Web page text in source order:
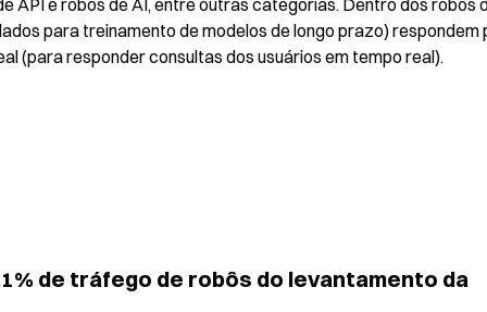
API e robôs de AI, entre outras categorias. Dentro dos robôs
para treinamento de modelos de longo prazo) respondem
(para responder consultas dos usuários em tempo real).
de tráfego de robôs do levantamento da